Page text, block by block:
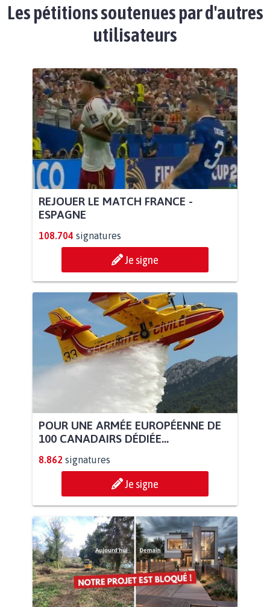
Les pétitions soutenues par d'autres
utilisateurs
REJOUER LE MATCH FRANCE -
ESPAGNE
108.704 signatures
Je signe
POUR UNE ARMÉE EUROPÉENNE DE
100 CANADAIRS DÉDIÉE...
8.862 signatures
Je signe